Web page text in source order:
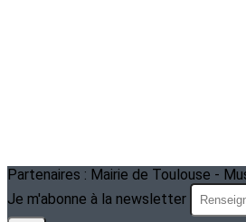
Partenaires : Mairie de Toulouse -
Je m'abonne à la newsletter